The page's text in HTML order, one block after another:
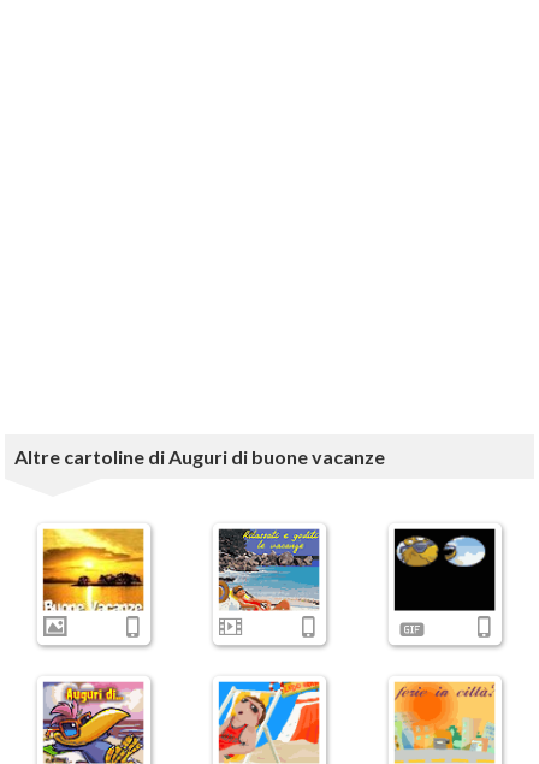
Altre cartoline di Auguri di buone vacanze